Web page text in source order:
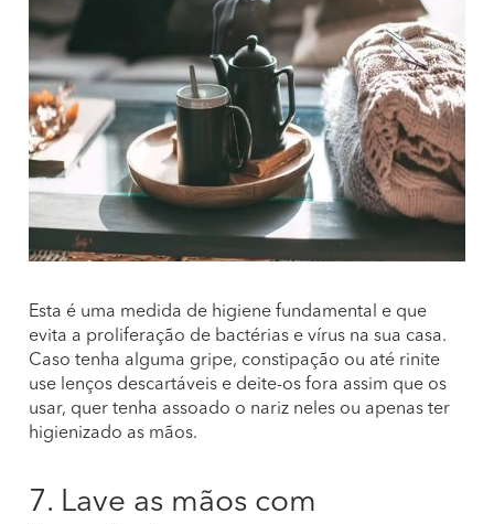
Esta é uma medida de higiene fundamental e que
evita a proliferação de bactérias e vírus na sua casa.
Caso tenha alguma gripe, constipação ou até rinite
use lenços descartáveis e deite-os fora assim que os
usar, quer tenha assoado o nariz neles ou apenas ter
higienizado as mãos.
7. Lave as mãos com